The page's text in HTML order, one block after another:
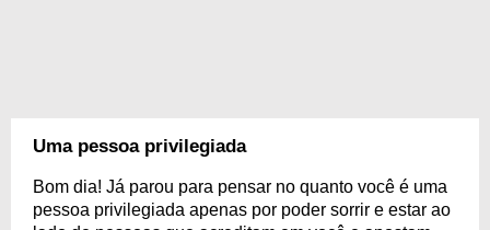
Uma pessoa privilegiada
Bom dia! Já parou para pensar no quanto você é uma
pessoa privilegiada apenas por poder sorrir e estar ao